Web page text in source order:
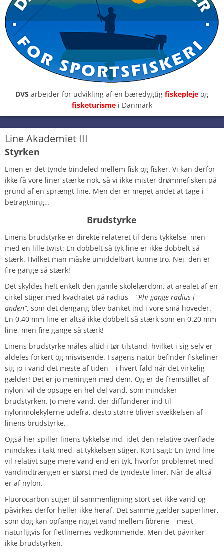
DVS arbejder for udvikling af en bæredygtig fiskepleje og
fisketurisme i Danmark
Line Akademiet III
Styrken
Linen er det tynde bindeled mellem fisk og fisker. Vi kan derfor
ikke få vore liner stærke nok, så vi ikke mister drømmefisken på
grund af en sprængt line. Men der er meget andet at tage i
betragtning…
Brudstyrke
Linens brudstyrke er direkte relateret til dens tykkelse, men
med en lille twist: En dobbelt så tyk line er ikke dobbelt så
stærk. Hvilket man måske umiddelbart kunne tro. Nej, den er
fire gange så stærk!
Det skyldes helt enkelt den gamle skolelærdom, at arealet af en
cirkel stiger med kvadratet på radius – “Phi gange radius i
anden”, som det dengang blev banket ind i vore små hoveder.
En 0.40 mm line er altså ikke dobbelt så stærk som en 0.20 mm
line, men fire gange så stærk!
Linens brudstyrke måles altid i tør tilstand, hvilket i sig selv er
aldeles forkert og misvisende. I sagens natur befinder fiskeliner
sig jo i vand det meste af tiden – i hvert fald når det virkelig
gælder! Det er jo meningen med dem. Og er de fremstillet af
nylon, vil de opsuge en hel del vand, som mindsker
brudstyrken. Jo mere vand, der diffunderer ind til
nylonmolekylerne udefra, desto større bliver svækkelsen af
linens brudstyrke.
Også her spiller linens tykkelse ind, idet den relative overflade
mindskes i takt med, at tykkelsen stiger. Kort sagt: En tynd line
vil relativt suge mere vand end en tyk, hvorfor problemet med
vandindtrængen er størst med de tyndeste liner. Når de altså
er af nylon.
Fluorocarbon suger til sammenligning stort set ikke vand og
påvirkes derfor heller ikke heraf. Det samme gælder superliner,
som dog kan opfange noget vand mellem fibrene – mest
naturligvis for fletlinernes vedkommende. Men det påvirker
ikke brudstyrken.